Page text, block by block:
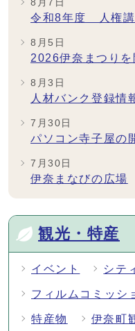
8月7日
令和8年度 人権講
8月5日
2026伊奈まつりを
8月3日
人材バンク登録情
7月30日
パソコン寺子屋の
7月30日
伊奈まなびの広場
メインメニュー
観光・特産
イベント シテ
フィルムコミッシ
特産物 伊奈町